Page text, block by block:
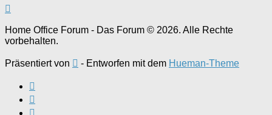
Home Office Forum - Das Forum © 2026. Alle Rechte
vorbehalten.
Präsentiert von - Entworfen mit dem Hueman-Theme